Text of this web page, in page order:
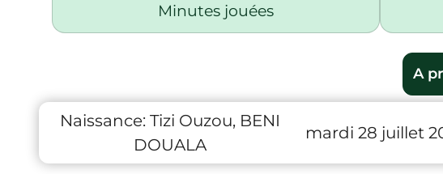
Minutes jouées
A
Naissance: Tizi Ouzou, BENI
DOUALA
mardi 28 juillet